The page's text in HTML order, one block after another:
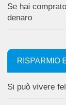
Se hai
denaro
RISPARMIO
Si può vivere